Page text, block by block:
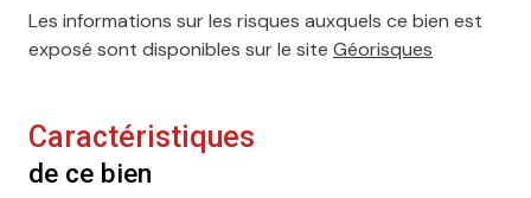
Les informations sur les risques auxquels ce bien est
exposé sont disponibles sur le site Géorisques
Caractéristiques
de ce bien